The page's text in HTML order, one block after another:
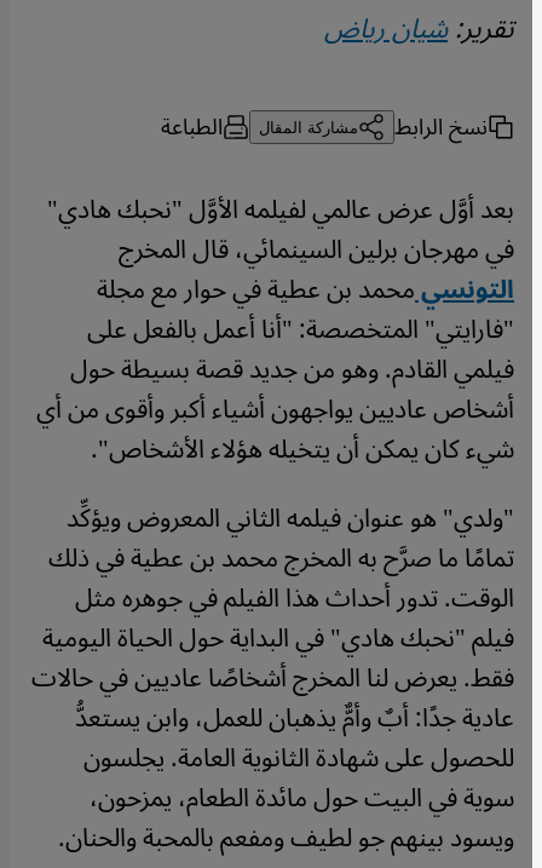
تقرير:شيان رياض
نسخ الرابط مشاركة المقال الطباعة
بعد أوَّل عرض عالمي لفيلمه الأوَّل "نحبك هادي"
في مهرجان برلين السينمائي، قال المخرج
التونسيمحمد بن عطية في حوار مع مجلة
"فارايتي" المتخصصة: "أنا أعمل بالفعل على
فيلمي القادم. وهو من جديد قصة بسيطة حول
أشخاص عاديين يواجهون أشياء أكبر وأقوى من أي
شيء كان يمكن أن يتخيله هؤلاء الأشخاص".
"ولدي" هو عنوان فيلمه الثاني المعروض ويؤكِّد
تمامًا ما صرَّح به المخرج محمد بن عطية في ذلك
الوقت. تدور أحداث هذا الفيلم في جوهره مثل
فيلم "نحبك هادي" في البداية حول الحياة اليومية
فقط. يعرض لنا المخرج أشخاصًا عاديين في حالات
عادية جدًا: أبٌ وأمٌّ يذهبان للعمل، وابن يستعدُّ
للحصول على شهادة الثانوية العامة. يجلسون
سوية في البيت حول مائدة الطعام، يمزحون،
ويسود بينهم جو لطيف ومفعم بالمحبة والحنان.